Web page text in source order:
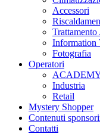
Accessori
Trattamento
Information
Fotografia
Operatori
Industria
Retail
Mystery Shopper
Contenuti
Contatti